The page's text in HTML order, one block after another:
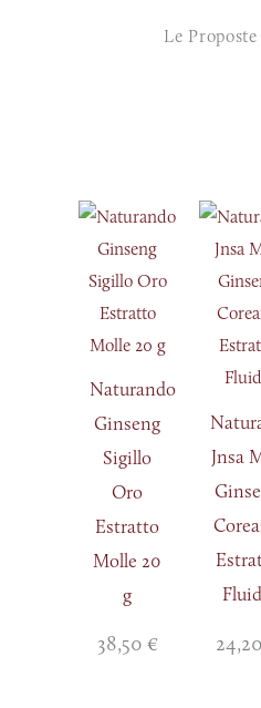
Le
Naturando
Ginseng
Sigillo
Oro
Estratto
Molle 20
g
38,50 €
Jnsa